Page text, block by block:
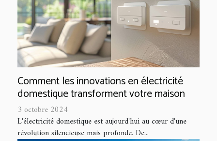
Comment les innovations en électricité
domestique transforment votre maison
3 octobre 2024
L'électricité domestique est aujourd'hui au cœur d'une
révolution silencieuse mais profonde. De...